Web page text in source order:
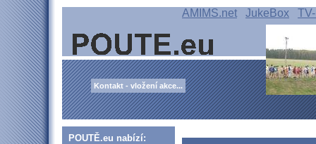
AMIMS.net JukeBox
Kontakt - vložení akce...
POUTĚ.eu nabízí: